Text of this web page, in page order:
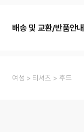
배송 및 교환/반품안내
여성 티셔츠 후드